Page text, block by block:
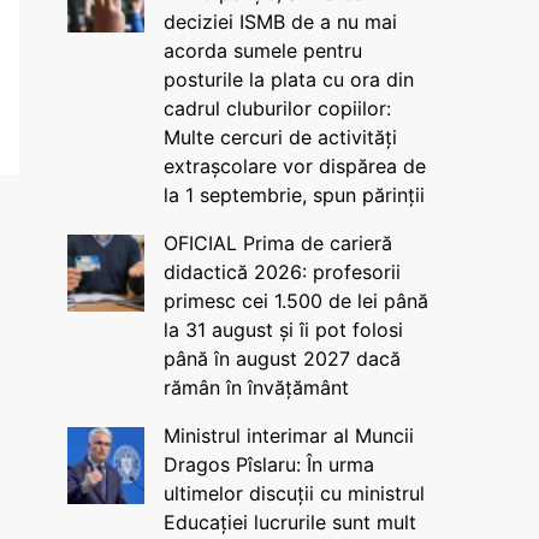
deciziei ISMB de a nu mai
acorda sumele pentru
posturile la plata cu ora din
cadrul cluburilor copiilor:
Multe cercuri de activități
extrașcolare vor dispărea de
la 1 septembrie, spun părinții
OFICIAL Prima de carieră
didactică 2026: profesorii
primesc cei 1.500 de lei până
la 31 august și îi pot folosi
până în august 2027 dacă
rămân în învățământ
Ministrul interimar al Muncii
Dragos Pîslaru: În urma
ultimelor discuții cu ministrul
Educației lucrurile sunt mult